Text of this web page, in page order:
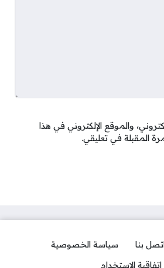
والموقع الإلكتروني في هذا
المقبلة في تعليقي.
بنا
سياسة الخصوصية
اتفاقية الاستخدام